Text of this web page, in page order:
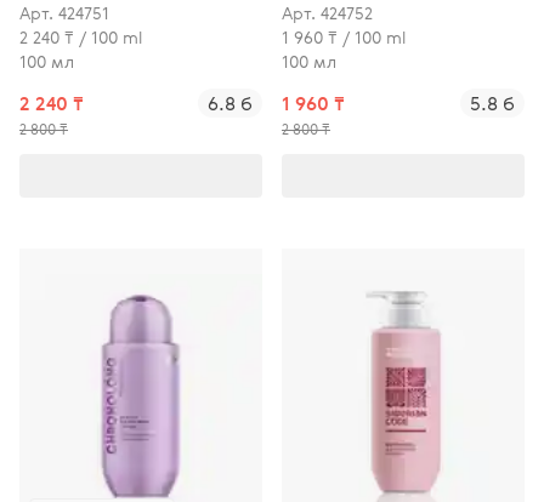
Арт. 424751
2 240 ₸ / 100 ml
100 мл
2 240 ₸
2 800 ₸
6.8 б
Арт. 424752
1 960 ₸ / 100 ml
100 мл
1 960 ₸
2 800 ₸
5.8 б